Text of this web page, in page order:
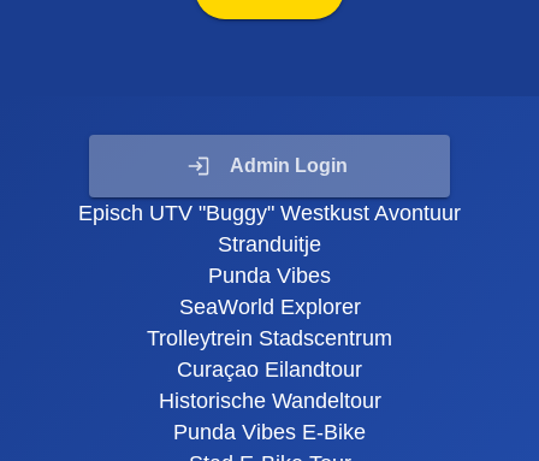
Admin Login
Episch UTV "Buggy" Westkust Avontuur
Stranduitje
Punda Vibes
SeaWorld Explorer
Trolleytrein Stadscentrum
Curaçao Eilandtour
Historische Wandeltour
Punda Vibes E-Bike